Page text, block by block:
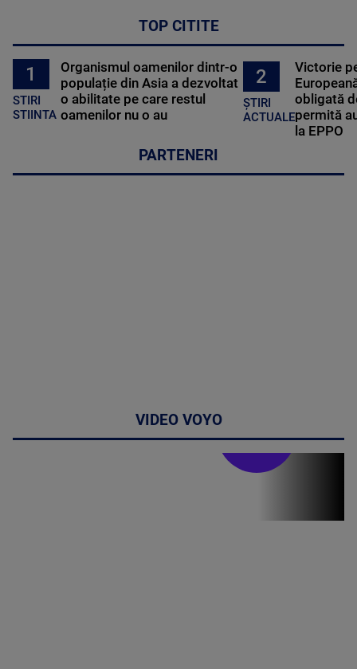
TOP CITITE
1
STIRI
STIINTA
Organismul oamenilor dintr-o
populație din Asia a dezvoltat
o abilitate pe care restul
oamenilor nu o au
2
ȘTIRI
ACTUALE
Victorie
obligată
permită
la EPPO
PARTENERI
VIDEO VOYO